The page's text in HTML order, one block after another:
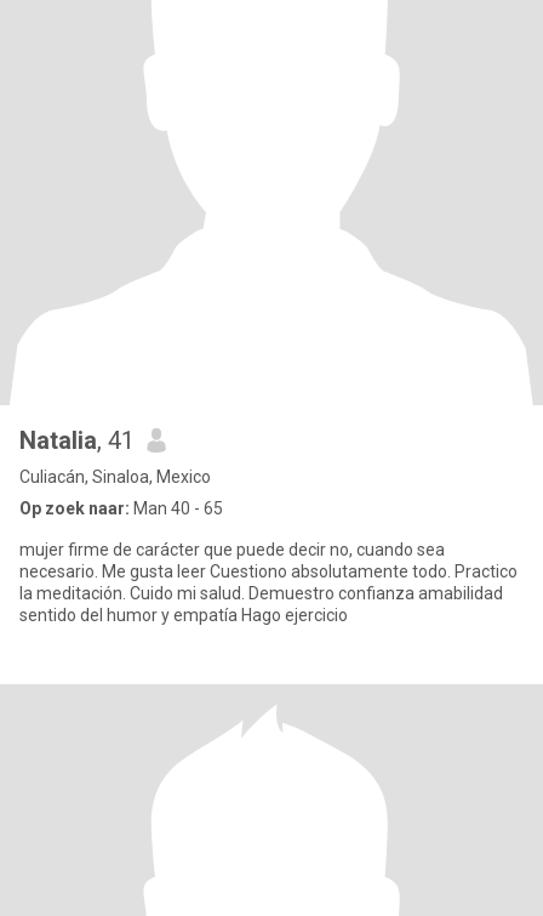
Natalia, 41
Culiacán, Sinaloa, Mexico
Op zoek naar: Man 40 - 65
mujer firme de carácter que puede decir no, cuando sea
necesario. Me gusta leer Cuestiono absolutamente todo. Practico
la meditación. Cuido mi salud. Demuestro confianza amabilidad
sentido del humor y empatía Hago ejercicio